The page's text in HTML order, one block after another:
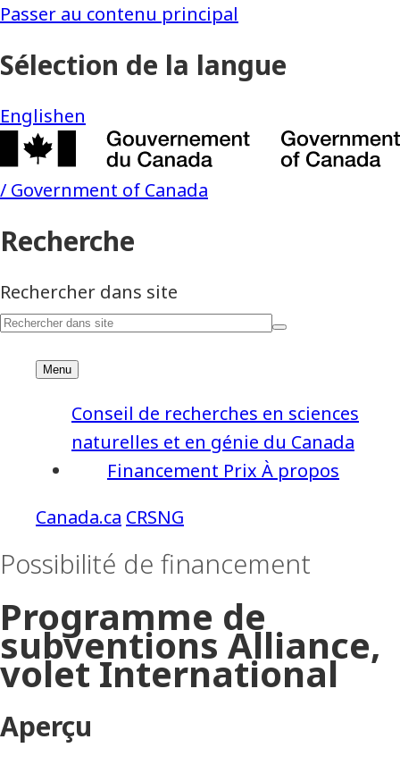
CRSNG
Financement Prix À propos
Conseil de recherches en sciences
naturelles et en génie du Canada
Possibilité de financement
Programme de
subventions Alliance,
volet International
Aperçu